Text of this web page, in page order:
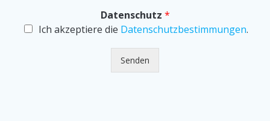
Datenschutz *
Ich akzeptiere die Datenschutzbestimmungen.
Senden